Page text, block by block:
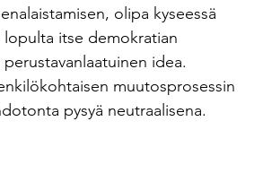
olipa kyseessä
itse demokratian
idea.
muutosprosessin
pysyä neutraalisena.